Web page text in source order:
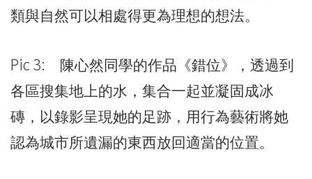
類與自然可以相處得更為理想的想法。
Pic 3: 陳心然同學的作品《錯位》，透過到
各區搜集地上的水，集合一起並凝固成冰
磚，以錄影呈現她的足跡，用行為藝術將她
認為城市所遺漏的東西放回適當的位置。